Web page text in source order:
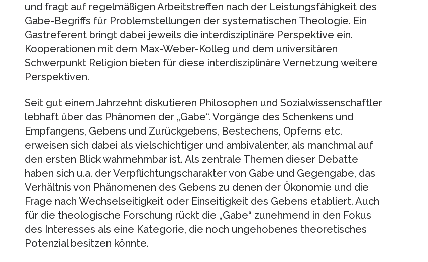
und fragt auf regelmäßigen Arbeitstreffen nach der Leistungsfähigkeit des
Gabe-Begriffs für Problemstellungen der systematischen Theologie. Ein
Gastreferent bringt dabei jeweils die interdisziplinäre Perspektive ein.
Kooperationen mit dem Max-Weber-Kolleg und dem universitären
Schwerpunkt Religion bieten für diese interdisziplinäre Vernetzung weitere
Perspektiven.
Seit gut einem Jahrzehnt diskutieren Philosophen und Sozialwissenschaftler
lebhaft über das Phänomen der „Gabe“. Vorgänge des Schenkens und
Empfangens, Gebens und Zurückgebens, Bestechens, Opferns etc.
erweisen sich dabei als vielschichtiger und ambivalenter, als manchmal auf
den ersten Blick wahrnehmbar ist. Als zentrale Themen dieser Debatte
haben sich u.a. der Verpflichtungscharakter von Gabe und Gegengabe, das
Verhältnis von Phänomenen des Gebens zu denen der Ökonomie und die
Frage nach Wechselseitigkeit oder Einseitigkeit des Gebens etabliert. Auch
für die theologische Forschung rückt die „Gabe“ zunehmend in den Fokus
des Interesses als eine Kategorie, die noch ungehobenes theoretisches
Potenzial besitzen könnte.